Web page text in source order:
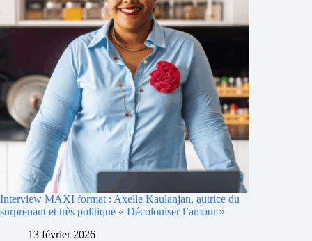
Interview MAXI format : Axelle Kaulanjan, autrice du
surprenant et très politique « Décoloniser l’amour »
13 février 2026